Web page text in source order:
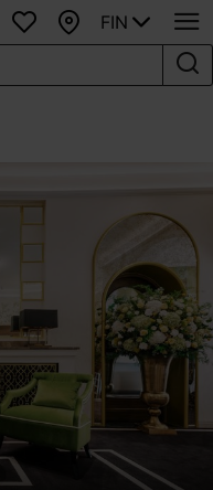
SuosikitKartta
FIN